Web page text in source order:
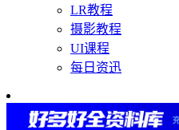
LR教程
摄影教程
UI课程
每日资迅